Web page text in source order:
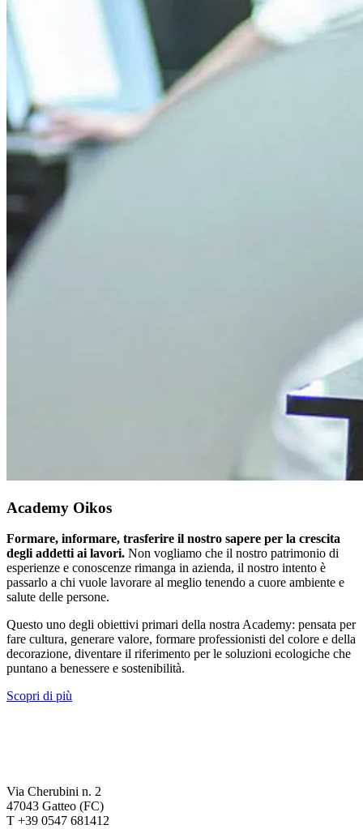
Academy Oikos
Formare, informare, trasferire il nostro sapere per la crescita
degli addetti ai lavori. Non vogliamo che il nostro patrimonio di
esperienze e conoscenze rimanga in azienda, il nostro intento è
passarlo a chi vuole lavorare al meglio tenendo a cuore ambiente e
salute delle persone.
Questo uno degli obiettivi primari della nostra Academy: pensata per
fare cultura, generare valore, formare professionisti del colore e della
decorazione, diventare il riferimento per le soluzioni ecologiche che
puntano a benessere e sostenibilità.
Scopri di più
Via Cherubini n. 2
47043 Gatteo (FC)
T +39 0547 681412